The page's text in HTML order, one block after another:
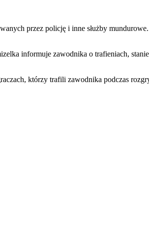
przez policję i inne służby
informuje zawodnika o trafieniach,
którzy trafili zawodnika podczas